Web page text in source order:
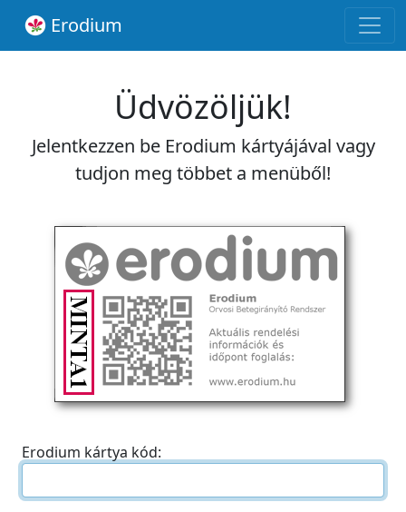
Erodium
Üdvözöljük!
Jelentkezzen be Erodium kártyájával vagy
tudjon meg többet a menüből!
Erodium kártya kód: